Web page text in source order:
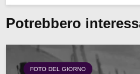
Potrebbero
FOTO DEL GIORNO